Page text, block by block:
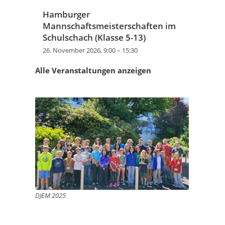
Hamburger
Mannschaftsmeisterschaften im
Schulschach (Klasse 5-13)
26. November 2026, 9:00– 15:30
Alle Veranstaltungen anzeigen
DJEM 2025